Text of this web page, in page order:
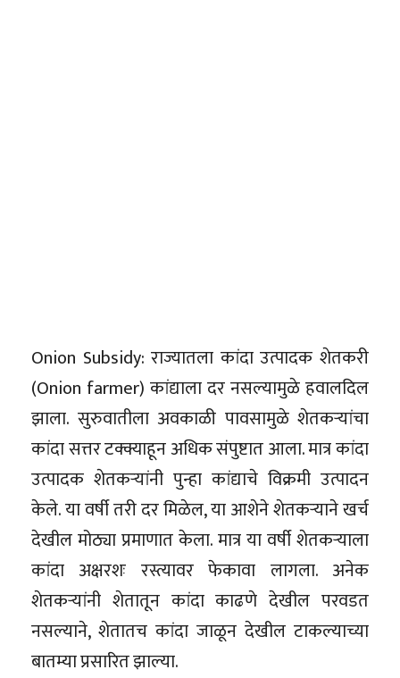
Onion Subsidy: राज्यातला कांदा उत्पादक शेतकरी
(Onion farmer) कांद्याला दर नसल्यामुळे हवालदिल
झाला. सुरुवातीला अवकाळी पावसामुळे शेतकऱ्यांचा
कांदा सत्तर टक्क्याहून अधिक संपुष्टात आला. मात्र कांदा
उत्पादक शेतकऱ्यांनी पुन्हा कांद्याचे विक्रमी उत्पादन
केले. या वर्षी तरी दर मिळेल, या आशेने शेतकऱ्याने खर्च
देखील मोठ्या प्रमाणात केला. मात्र या वर्षी शेतकऱ्याला
कांदा अक्षरशः रस्त्यावर फेकावा लागला. अनेक
शेतकऱ्यांनी शेतातून कांदा काढणे देखील परवडत
नसल्याने, शेतातच कांदा जाळून देखील टाकल्याच्या
बातम्या प्रसारित झाल्या.